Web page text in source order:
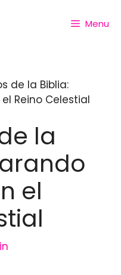
Menu
de la Biblia:
Reino Celestial
la
el